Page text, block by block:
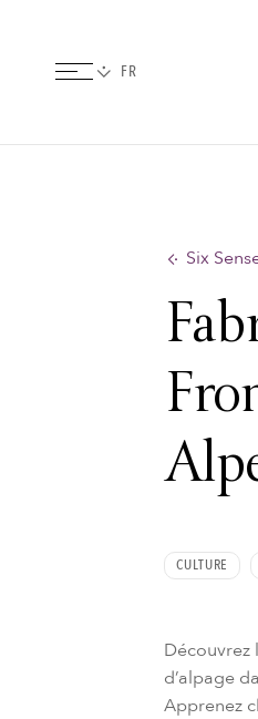
Six
CULTURE
d’alpage
Apprenez